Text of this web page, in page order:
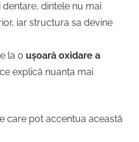
dintele nu mai
iar structura sa devine
la o ușoară oxidare a
explică nuanța mai
care pot accentua această